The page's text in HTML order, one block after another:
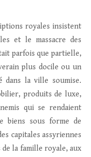
royales insistent
et le massacre des
parfois que partielle,
plus docile ou un
dans la ville soumise.
produits de luxe,
qui se rendaient
biens sous forme de
capitales assyriennes
la famille royale, aux